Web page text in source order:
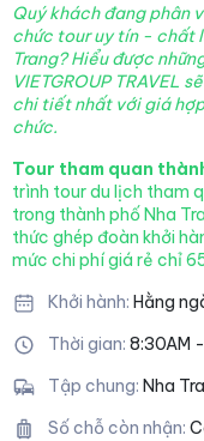
Quý khách đang phân
chức tour uy tín - chất
Trang? Hiểu được
VIETGROUP TRAVEL
chi tiết nhất với giá
chức.
Tour tham quan
trình tour du lịch tham
trong thành phố Nha
thức ghép đoàn khởi
mức chi phí giá rẻ chỉ
Khởi hành: Hằng
Thời gian: 8:30AM
Tập chung: Nha
Số chỗ còn nhận: